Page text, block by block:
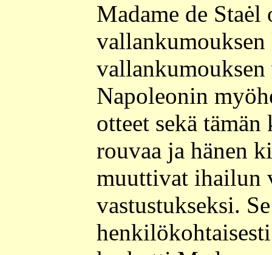
Madame de Staėl
Napoleonin
otteet sekä
rouvaa ja hänen
muuttivat ihailun
vastustukseksi.